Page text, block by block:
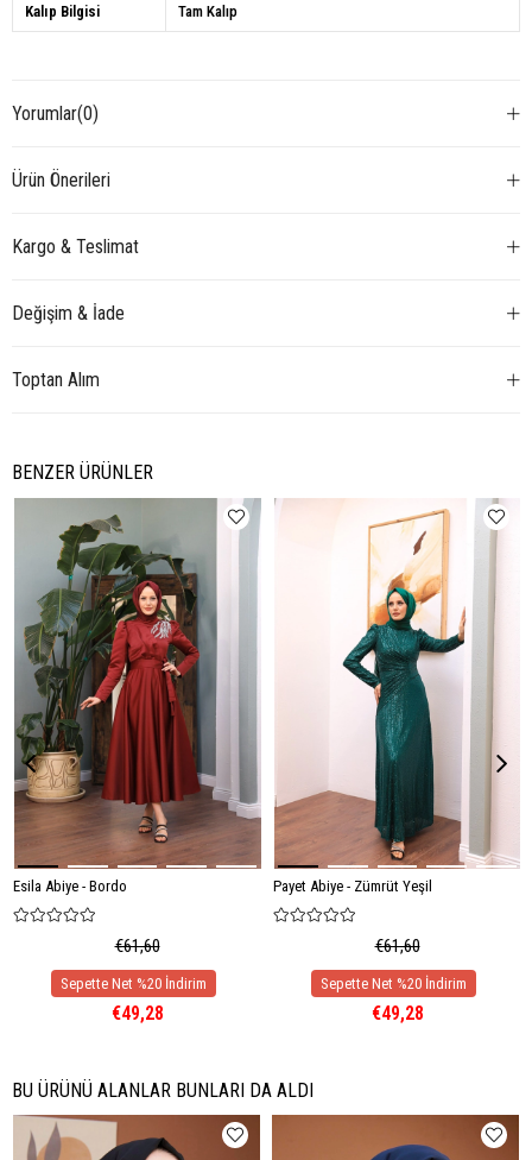
Kalıp Bilgisi Tam Kalıp
Yorumlar(0)
Ürün Önerileri
Kargo & Teslimat
Değişim & İade
Toptan Alım
BENZER ÜRÜNLER
Esila Abiye - Bordo
€61,60
€49,28
Payet Abiye - Zümrüt Yeşil
€61,60
€49,28
BU ÜRÜNÜ ALANLAR BUNLARI DA ALDI